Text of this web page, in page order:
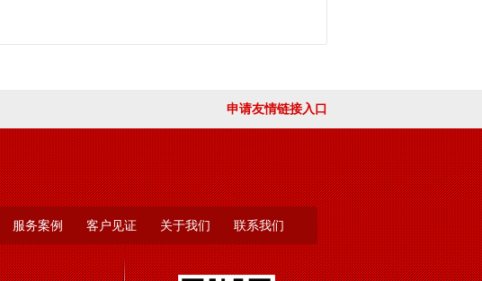
工作的必要性
建设的关键所在。但在实际工作中，一些企
实上，而忽视了思想政治工作的教育引导作
，但若缺失了思想政治工作，或者“重管轻
申请友情链接入口
服务案例 客户见证 关于我们 联系我们